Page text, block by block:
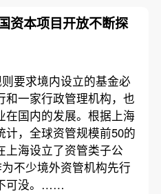
资本项目开放不断探
要求境内设立的基金必
和一家行政管理机构，也
在国内的发展。根据上海
计，全球资管规模前50的
上海设立了资管类子公
不少境外资管机构先行
可没。……